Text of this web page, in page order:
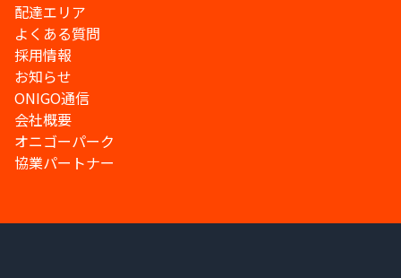
配達エリア
よくある質問
採用情報
お知らせ
ONIGO通信
会社概要
オニゴーパーク
協業パートナー